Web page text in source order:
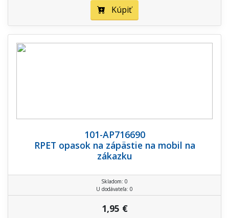
Kúpiť
101-AP716690
RPET opasok na zápästie na mobil na
zákazku
Skladom: 0
U dodávateľa: 0
1,95 €